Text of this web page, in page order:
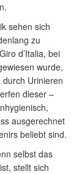
sehen sich
zu
d’Italia, bei
wurde,
durch Urinieren
dieser –
ausgerechnet
beliebt sind.
selbst das
stellt sich